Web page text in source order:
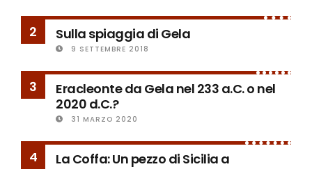
2 Sulla spiaggia di Gela
9 SETTEMBRE 2018
3
Eracleonte da Gela nel 233 a.C. o nel
2020 d.C.?
31 MARZO 2020
4
La Coffa: Un pezzo di Sicilia a